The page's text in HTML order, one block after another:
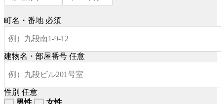
町名・番地 必須
建物名・部屋番号 任意
性別 任意